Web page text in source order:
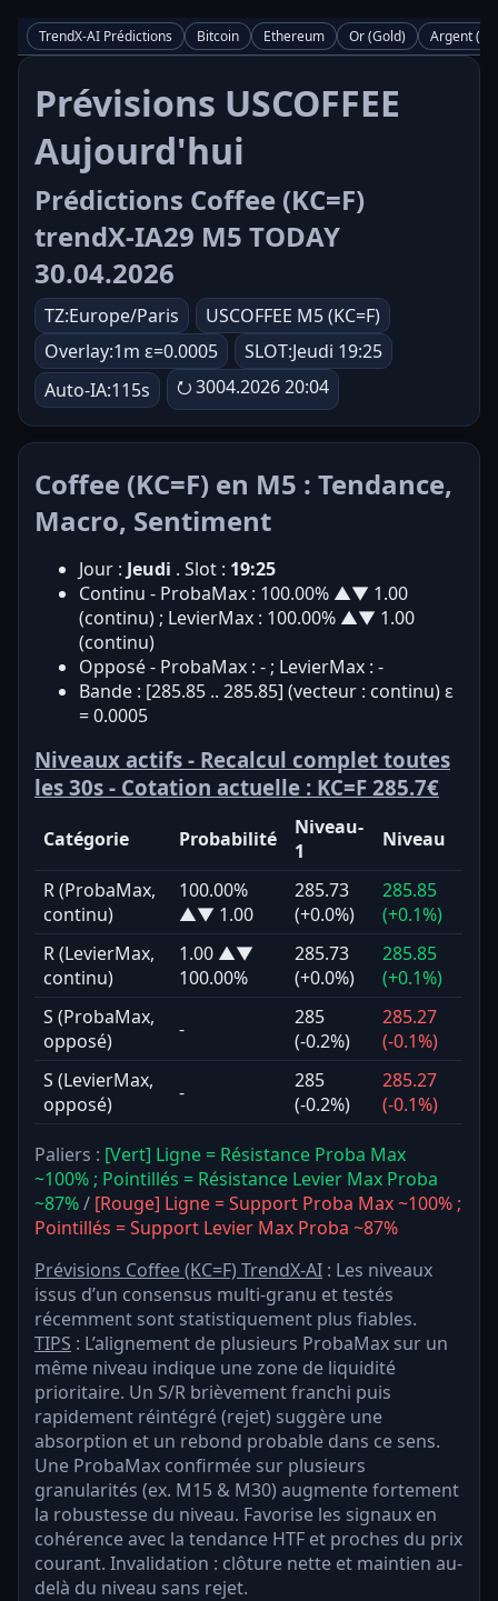
TrendX-AI Prédictions Bitcoin Ethereum Or (Gold) Argent
Prévisions USCOFFEE
Aujourd'hui
Prédictions Coffee (KC=F)
trendX-IA29 M5 TODAY
30.04.2026
TZ:Europe/Paris
USCOFFEE M5 (KC=F)
Overlay:1m ε=0.0005
SLOT:Jeudi 19:25
Auto-IA:115s
⭮ 3004.2026 20:04
Coffee (KC=F) en M5 : Tendance,
Macro, Sentiment
Jour : Jeudi . Slot : 19:25
Continu - ProbaMax : 100.00% ▲▼ 1.00
(continu) ; LevierMax : 100.00% ▲▼ 1.00
(continu)
Opposé - ProbaMax : - ; LevierMax : -
Bande : [285.85 .. 285.85] (vecteur : continu) ε
= 0.0005
Niveaux actifs - Recalcul complet toutes
les 30s - Cotation actuelle : KC=F 285.7€
Catégorie Probabilité
Niveau-
1
Niveau
R (ProbaMax,
continu)
100.00%
▲▼ 1.00
285.73
(+0.0%)
285.85
(+0.1%)
R (LevierMax,
continu)
1.00 ▲▼
100.00%
285.73
(+0.0%)
285.85
(+0.1%)
S (ProbaMax,
opposé)
-
285
(-0.2%)
285.27
(-0.1%)
S (LevierMax,
opposé)
-
285
(-0.2%)
285.27
(-0.1%)
Paliers : [Vert] Ligne = Résistance Proba Max
~100% ; Pointillés = Résistance Levier Max Proba
~87%/ [Rouge] Ligne = Support Proba Max ~100% ;
Pointillés = Support Levier Max Proba ~87%
Prévisions Coffee (KC=F) TrendX-AI : Les niveaux
issus d’un consensus multi-granu et testés
récemment sont statistiquement plus fiables.
TIPS : L’alignement de plusieurs ProbaMax sur un
même niveau indique une zone de liquidité
prioritaire. Un S/R brièvement franchi puis
rapidement réintégré (rejet) suggère une
absorption et un rebond probable dans ce sens.
Une ProbaMax confirmée sur plusieurs
granularités (ex. M15 & M30) augmente fortement
la robustesse du niveau. Favorise les signaux en
cohérence avec la tendance HTF et proches du prix
courant. Invalidation : clôture nette et maintien au-
delà du niveau sans rejet.